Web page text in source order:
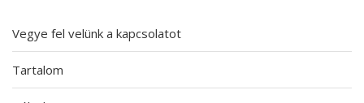
Vegye fel velünk a kapcsolatot
Tartalom